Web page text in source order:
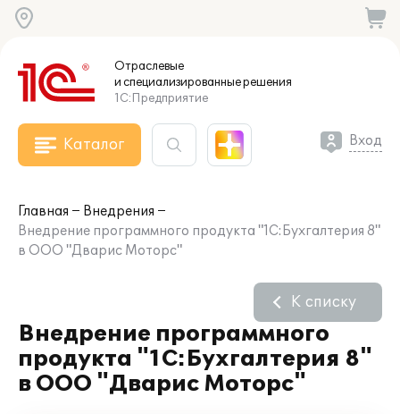
Отраслевые
и специализированныерешения
1С:Предприятие
Каталог Вход
Главная
Внедрения
Внедрение программного продукта "1С:Бухгалтерия 8"
в ООО "Дварис Моторс"
Внедрение программного
продукта "1С:Бухгалтерия 8"
в ООО "Дварис Моторс"
К списку